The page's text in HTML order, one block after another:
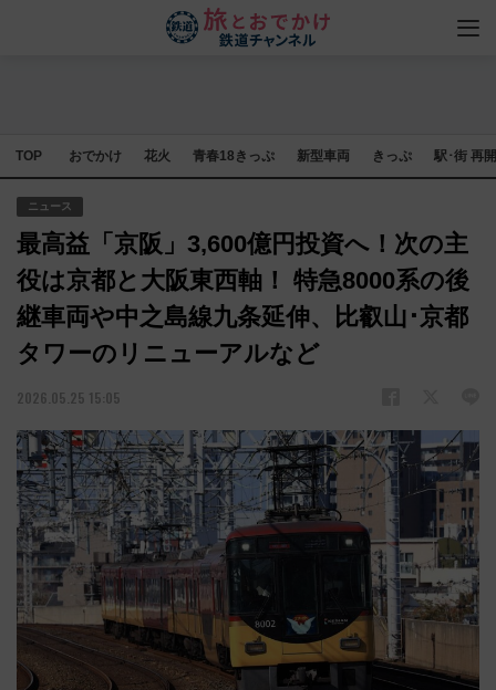
TOP おでかけ 花火 青春18きっぷ 新型車両 きっぷ 駅･街 再
ニュース
最高益「京阪」3,600億円投資へ！次の主
役は京都と大阪東西軸！ 特急8000系の後
継車両や中之島線九条延伸、比叡山･京都
タワーのリニューアルなど
2026.05.25 15:05